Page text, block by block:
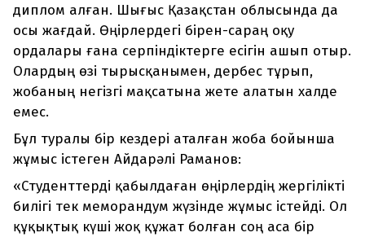
диплом алған. Шығыс Қазақстан облысында да
осы жағдай. Өңірлердегі бірен-сараң оқу
ордалары ғана серпіндіктерге есігін ашып отыр.
Олардың өзі тырысқанымен, дербес тұрып,
жобаның негізгі мақсатына жете алатын халде
емес.
Бұл туралы бір кездері аталған жоба бойынша
жұмыс істеген Айдарәлі Раманов:
«Студенттерді қабылдаған өңірлердің жергілікті
билігі тек меморандум жүзінде жұмыс істейді. Ол
құқықтық күші жоқ құжат болған соң аса бір